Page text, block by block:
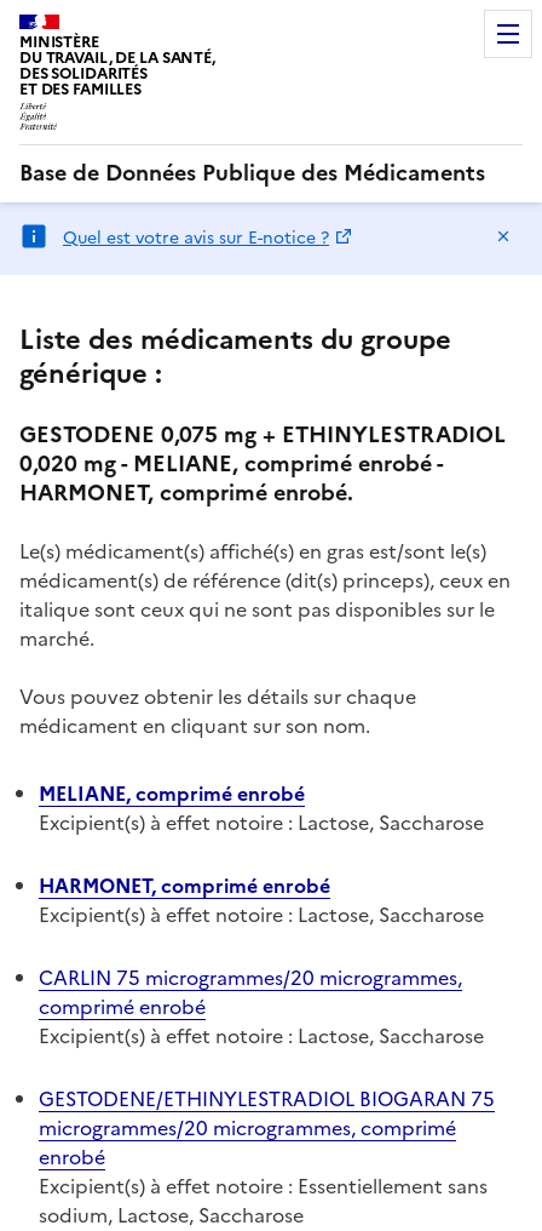
MINISTÈRE
DU TRAVAIL, DE LA SANTÉ,
DES SOLIDARITÉS
ET DES FAMILLES
Base de Données Publique des Médicaments
Quel est votre avis sur E-notice ?
Liste des médicaments du groupe
générique :
GESTODENE 0,075 mg + ETHINYLESTRADIOL
0,020 mg - MELIANE, comprimé enrobé -
HARMONET, comprimé enrobé.
Le(s) médicament(s) affiché(s) en gras est/sont le(s)
médicament(s) de référence (dit(s) princeps), ceux en
italique sont ceux qui ne sont pas disponibles sur le
marché.
Vous pouvez obtenir les détails sur chaque
médicament en cliquant sur son nom.
MELIANE, comprimé enrobé
Excipient(s) à effet notoire : Lactose, Saccharose
HARMONET, comprimé enrobé
Excipient(s) à effet notoire : Lactose, Saccharose
CARLIN 75 microgrammes/20 microgrammes,
comprimé enrobé
Excipient(s) à effet notoire : Lactose, Saccharose
GESTODENE/ETHINYLESTRADIOL BIOGARAN 75
microgrammes/20 microgrammes, comprimé
enrobé
Excipient(s) à effet notoire : Essentiellement sans
sodium, Lactose, Saccharose